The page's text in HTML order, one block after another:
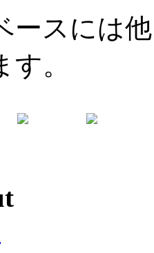
ースには
。